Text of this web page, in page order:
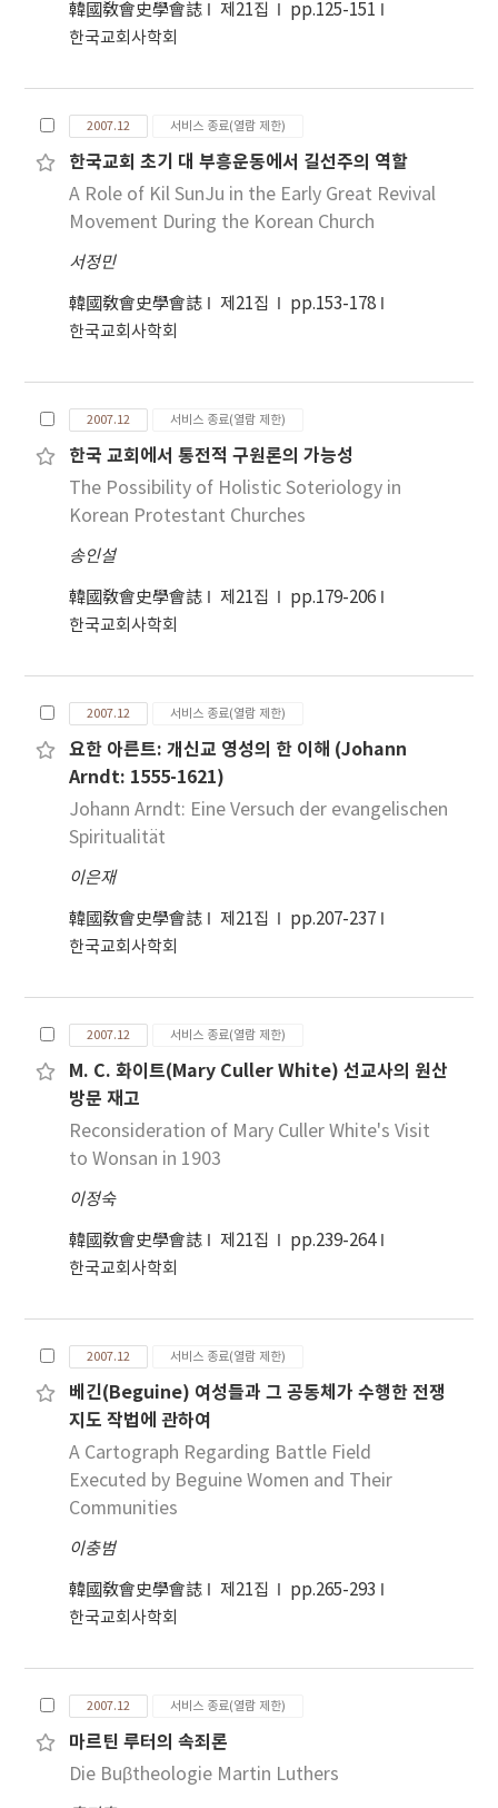
韓國敎會史學會誌 제21집
pp.125-151
한국교회사학회
2007.12 서비스 종료(열람 제한)
한국교회 초기 대 부흥운동에서 길선주의 역할
A Role of Kil SunJu in the Early Great Revival
Movement During the Korean Church
서정민
韓國敎會史學會誌 제21집
pp.153-178
한국교회사학회
2007.12 서비스 종료(열람 제한)
한국 교회에서 통전적 구원론의 가능성
The Possibility of Holistic Soteriology in
Korean Protestant Churches
송인설
韓國敎會史學會誌 제21집
pp.179-206
한국교회사학회
2007.12 서비스 종료(열람 제한)
요한 아른트: 개신교 영성의 한 이해 (Johann
Arndt: 1555-1621)
Johann Arndt: Eine Versuch der evangelischen
Spiritualität
이은재
韓國敎會史學會誌 제21집
pp.207-237
한국교회사학회
2007.12 서비스 종료(열람 제한)
M. C. 화이트(Mary Culler White) 선교사의 원산
방문 재고
Reconsideration of Mary Culler White's Visit
to Wonsan in 1903
이정숙
韓國敎會史學會誌 제21집
pp.239-264
한국교회사학회
2007.12 서비스 종료(열람 제한)
베긴(Beguine) 여성들과 그 공동체가 수행한 전쟁
지도 작법에 관하여
A Cartograph Regarding Battle Field
Executed by Beguine Women and Their
Communities
이충범
韓國敎會史學會誌 제21집
pp.265-293
한국교회사학회
2007.12 서비스 종료(열람 제한)
마르틴 루터의 속죄론
Die Buβtheologie Martin Luthers